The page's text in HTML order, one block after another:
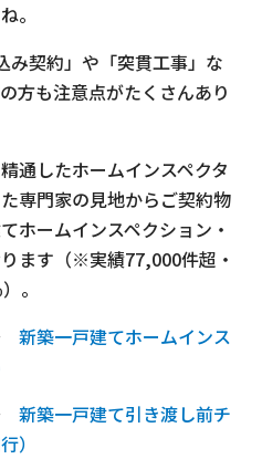
。
み契約」や「突貫工事」な
方も注意点がたくさんあり
通したホームインスペクタ
専門家の見地からご契約物
ホームインスペクション・
ます（※実績77,000件超・
。
新築一戸建てホームインス
新築一戸建て引き渡し前チ
）